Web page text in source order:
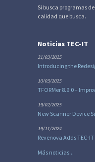
Si busca programas
calidad que busca.
Noticias TEC-IT
31/03/2025
Introducing the
10/03/2025
TFORMer 8.9.0 –
19/02/2025
New Scanner Device
19/11/2024
Revenova Adds TEC-
Más noticias...